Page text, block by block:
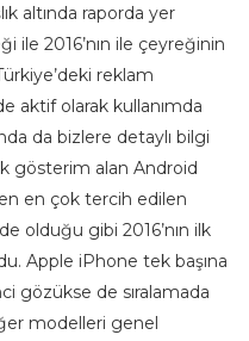
altında raporda yer
ile 2016’nın ile çeyreğinin
reklam
aktif olarak kullanımda
da bizlere detaylı bilgi
gösterim alan Android
en çok tercih edilen
olduğu gibi 2016’nın ilk
Apple iPhone tek başına
gözükse de sıralamada
modelleri genel